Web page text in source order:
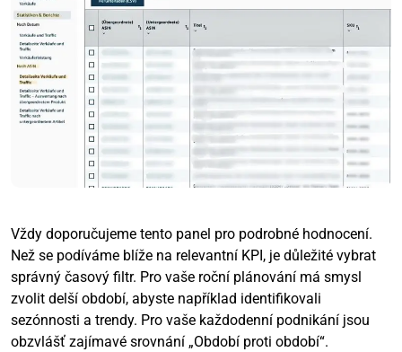
Vždy doporučujeme tento panel pro podrobné hodnocení.
Než se podíváme blíže na relevantní KPI, je důležité vybrat
správný časový filtr. Pro vaše roční plánování má smysl
zvolit delší období, abyste například identifikovali
sezónnosti a trendy. Pro vaše každodenní podnikání jsou
obzvlášť zajímavé srovnání „Období proti období“.